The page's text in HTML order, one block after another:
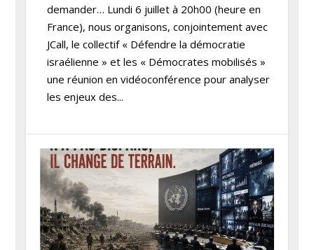
demander… Lundi 6 juillet à 20h00 (heure en
France), nous organisons, conjointement avec
JCall, le collectif « Défendre la démocratie
israélienne » et les « Démocrates mobilisés »
une réunion en vidéoconférence pour analyser
les enjeux des...